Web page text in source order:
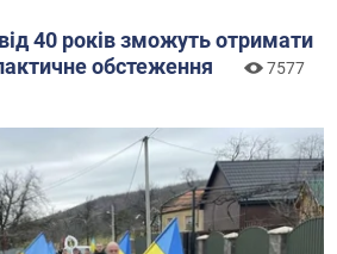
40 років зможуть отримати
обстеження
7577